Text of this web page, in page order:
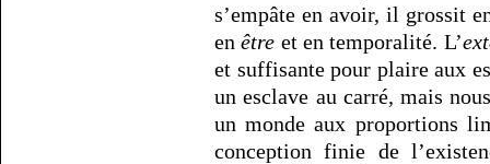
s’empâte en avoir, il grossit
enêtre et en temporalité. L’
et suffisante pour plaire aux
un esclave au carré, mais
un monde aux proportions
conception finie de